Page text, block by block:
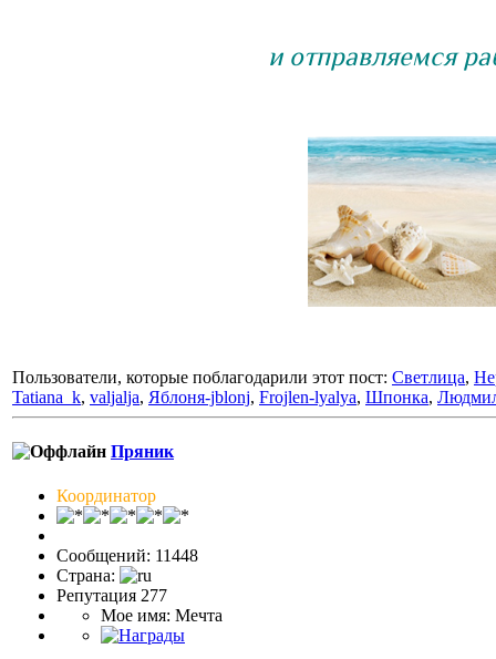
и отправляемся
Пользователи, которые поблагодарили этот пост: Светлица,
Tatiana_k, valjalja, Яблоня-jblonj, Frojlen-lyalya, Шпонка,
Пряник
Координатор
Сообщений: 11448
Страна:
Репутация 277
Мое имя: Мечта